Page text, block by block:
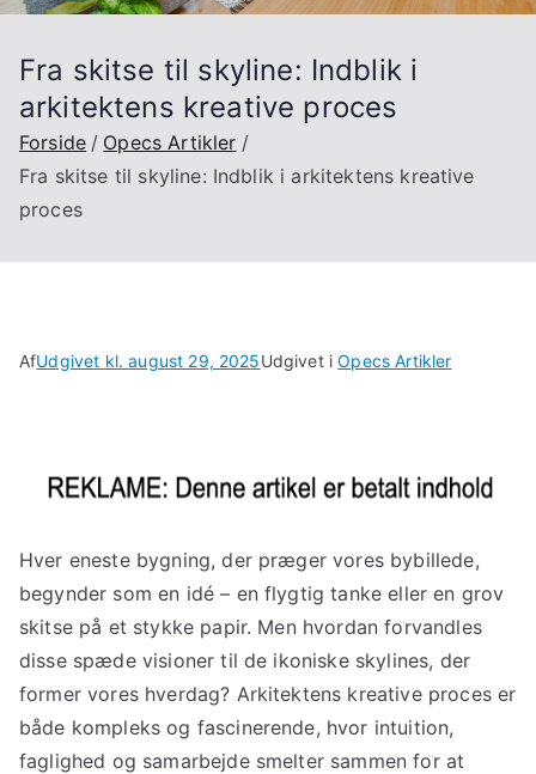
Fra skitse til skyline: Indblik i
arkitektens kreative proces
Forside
Opecs Artikler
Fra skitse til skyline: Indblik i arkitektens kreative
proces
AfUdgivet kl.august 29, 2025Udgivet iOpecs Artikler
Hver eneste bygning, der præger vores bybillede,
begynder som en idé – en flygtig tanke eller en grov
skitse på et stykke papir. Men hvordan forvandles
disse spæde visioner til de ikoniske skylines, der
former vores hverdag? Arkitektens kreative proces er
både kompleks og fascinerende, hvor intuition,
faglighed og samarbejde smelter sammen for at